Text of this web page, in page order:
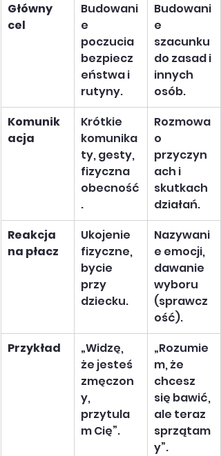
Główny
cel
Budowani
e
poczucia
bezpiecz
eństwa i
rutyny.
Budowani
e
szacunku
do zasad i
innych
osób.
Komunik
acja
Krótkie
komunika
ty, gesty,
fizyczna
obecność
.
Rozmowa
o
przyczyn
ach i
skutkach
działań.
Reakcja
na płacz
Ukojenie
fizyczne,
bycie
przy
dziecku.
Nazywani
e emocji,
dawanie
wyboru
(sprawcz
ość).
Przykład
„Widzę,
że jesteś
zmęczon
y,
przytula
m Cię”.
„Rozumie
m, że
chcesz
się bawić,
ale teraz
sprzątam
y”.